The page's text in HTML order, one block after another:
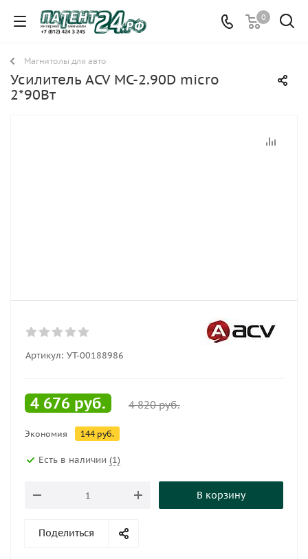
0
Магнитолы для авто
Усилитель ACV MC-2.90D micro
2*90Вт
Артикул: УТ-00188986
4 676 руб. 4 820руб.
Экономия 144 руб.
Есть в наличии (1)
В корзину
Поделиться